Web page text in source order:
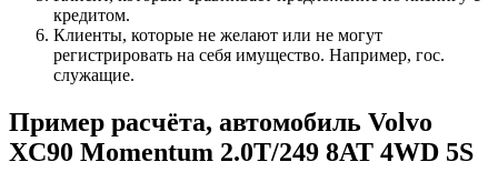
кредитом.
Клиенты, которые не желают или не могут
регистрировать на себя имущество. Например, гос.
служащие.
Пример расчёта, автомобиль Volvo
XC90 Momentum 2.0T/249 8AT 4WD 5S